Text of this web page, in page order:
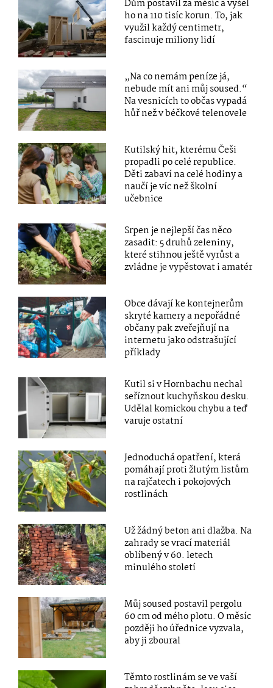
Dům postavil za měsíc a vyšel
ho na 110 tisíc korun. To, jak
využil každý centimetr,
fascinuje miliony lidí
„Na co nemám peníze já,
nebude mít ani můj soused.“
Na vesnicích to občas vypadá
hůř než v béčkové telenovele
Kutilský hit, kterému Češi
propadli po celé republice.
Děti zabaví na celé hodiny a
naučí je víc než školní
učebnice
Srpen je nejlepší čas něco
zasadit: 5 druhů zeleniny,
které stihnou ještě vyrůst a
zvládne je vypěstovat i amatér
Obce dávají ke kontejnerům
skryté kamery a nepořádné
občany pak zveřejňují na
internetu jako odstrašující
příklady
Kutil si v Hornbachu nechal
seříznout kuchyňskou desku.
Udělal komickou chybu a teď
varuje ostatní
Jednoduchá opatření, která
pomáhají proti žlutým listům
na rajčatech i pokojových
rostlinách
Už žádný beton ani dlažba. Na
zahrady se vrací materiál
oblíbený v 60. letech
minulého století
Můj soused postavil pergolu
60 cm od mého plotu. O měsíc
později ho úřednice vyzvala,
aby ji zboural
Těmto rostlinám se ve vaší